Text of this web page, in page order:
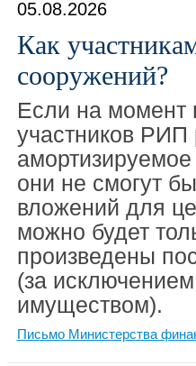
05.08.2026
Как
сооружений?
Если на момент
участников
они не смогут
вложений для
можно будет
произведены
(за
имуществом).
Письмо Министерства